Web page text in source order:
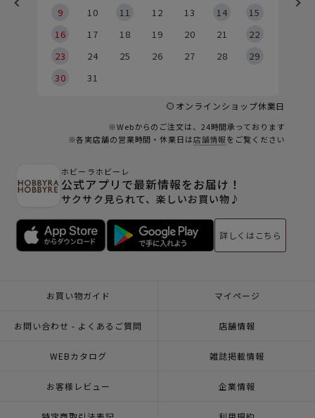
9
10 11 12 13 14
15
16
17 18 19 20 21
22
23
24 25 26 27 28
29
30
31
オンラインショップ休業日
※Webからのご注文は、24時間承っております
※各実店舗の営業時間・休業日は店舗情報をご覧ください
ホビーラホビーレ
公式アプリで最新情報をお届け！
サクサク見られて、楽しいお買い物♪
詳しくはこちら
お買い物ガイド マイページ
お問い合わせ - よくあるご質問 店舗情報
WEBカタログ 雑誌掲載情報
お客様レビュー 企業情報